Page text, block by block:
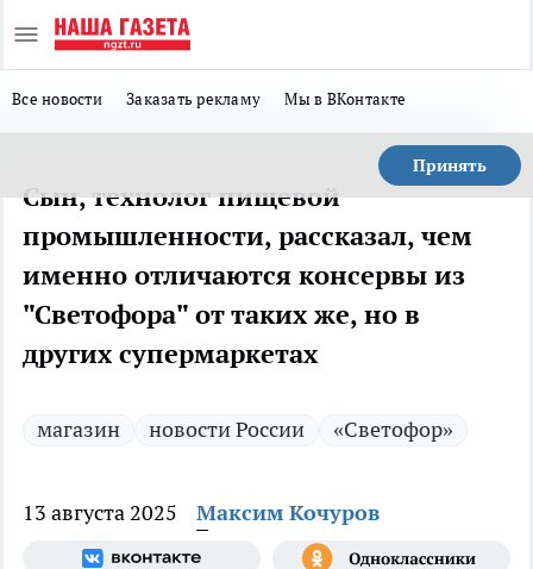
Все новости Заказать рекламу Мы в ВКонтакте
Принять
Сын, технолог пищевой
промышленности, рассказал, чем
именно отличаются консервы из
"Светофора" от таких же, но в
других супермаркетах
магазин новости России «Светофор»
13 августа 2025 Максим Кочуров